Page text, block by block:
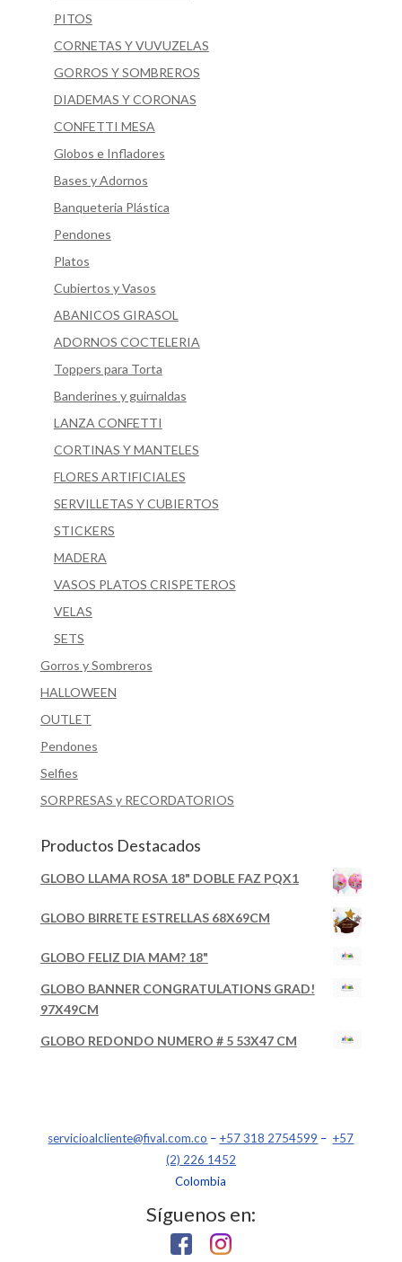
PITOS
CORNETAS Y VUVUZELAS
GORROS Y SOMBREROS
DIADEMAS Y CORONAS
CONFETTI MESA
Globos e Infladores
Bases y Adornos
Banqueteria Plástica
Pendones
Platos
Cubiertos y Vasos
ABANICOS GIRASOL
ADORNOS COCTELERIA
Toppers para Torta
Banderines y guirnaldas
LANZA CONFETTI
CORTINAS Y MANTELES
FLORES ARTIFICIALES
SERVILLETAS Y CUBIERTOS
STICKERS
MADERA
VASOS PLATOS CRISPETEROS
VELAS
SETS
Gorros y Sombreros
HALLOWEEN
OUTLET
Pendones
Selfies
SORPRESAS y RECORDATORIOS
Productos Destacados
GLOBO LLAMA ROSA 18" DOBLE FAZ PQX1
GLOBO BIRRETE ESTRELLAS 68X69CM
GLOBO FELIZ DIA MAM? 18"
GLOBO BANNER CONGRATULATIONS GRAD!
97X49CM
GLOBO REDONDO NUMERO # 5 53X47 CM
servicioalcliente@fival.com.co – +57 318 2754599 – +57
(2) 226 1452
Colombia
Síguenos en: